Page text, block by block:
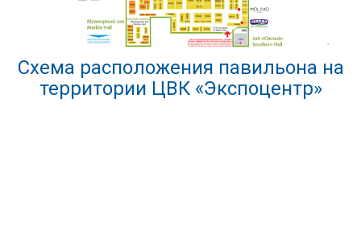
Схема расположения павильона на
территории ЦВК «Экспоцентр»